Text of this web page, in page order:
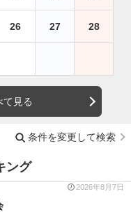
26 27 28
て見る
条件を変更して検索
ング
2026年8月7日